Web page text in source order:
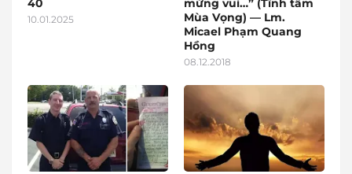
40
10.01.2025
mừng vui…” (Tĩnh tâm
Mùa Vọng) — Lm.
Micael Phạm Quang
Hồng
08.12.2018